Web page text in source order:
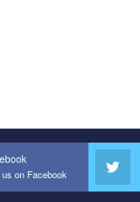
on Facebook